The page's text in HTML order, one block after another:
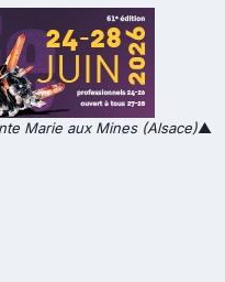
Marie aux Mines (Alsace)▲